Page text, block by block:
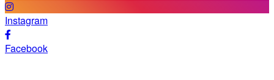
Instagram
Facebook